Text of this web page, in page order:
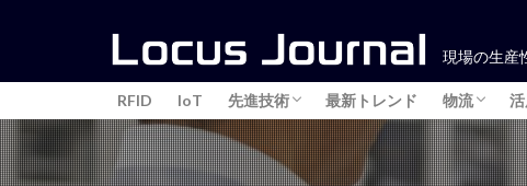
現場の生産
RFID IoT 先進技術
3Dプリンター
最新トレンド 物流
在庫管理
ピッキン
棚卸